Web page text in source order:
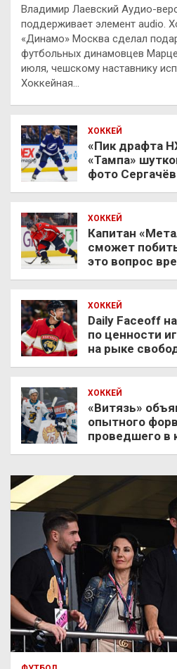
Владимир Лаевский Аудио-
поддерживает элемент audio.
«Динамо» Москва сделал
футбольных динамовцев
июля, чешскому наставнику
Хоккейная…
ХОККЕЙ
«Пик драфта
«Тампа»
фото
ХОККЕЙ
Капитан
сможет
это вопрос
ХОККЕЙ
Daily Faceoff
по ценности
на рыке
ХОККЕЙ
«Витязь»
опытного
проведшего в